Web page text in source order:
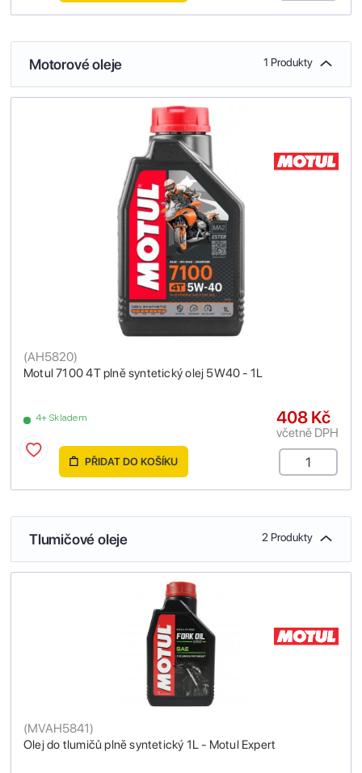
Motorové oleje 1 Produkty
Motul 7100 4T plně syntetický olej 5W40 - 1L
(AH5820)
4+ Skladem 408 Kč
včetně DPH
PŘIDAT DO KOŠÍKU
Tlumičové oleje 2 Produkty
Olej do tlumičů plně syntetický 1L - Motul Expert
(MVAH5841)